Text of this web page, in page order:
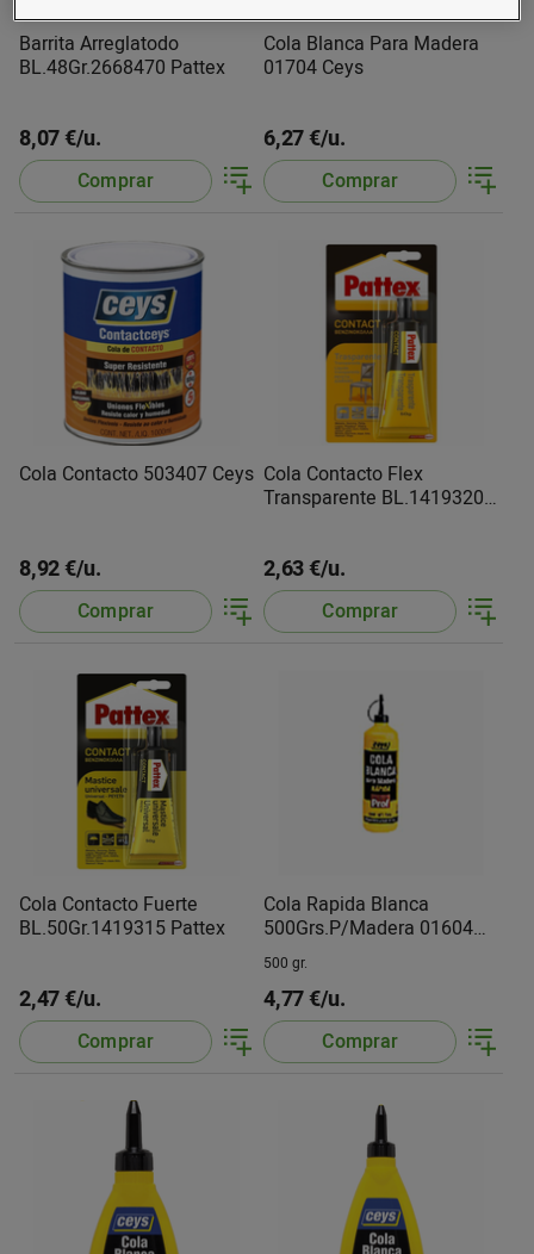
Barrita Arreglatodo
BL.48Gr.2668470 Pattex
8,07 €/u.
Comprar
Cola Blanca Para Madera
01704 Ceys
6,27 €/u.
Comprar
Cola Contacto 503407 Ceys
8,92 €/u.
Comprar
Cola Contacto Flex
Transparente BL.1419320
2,63 €/u.
Comprar
Cola Contacto Fuerte
BL.50Gr.1419315 Pattex
2,47 €/u.
Comprar
Cola Rapida Blanca
500Grs.P/Madera 01604
Ceys
500 gr.
4,77 €/u.
Comprar